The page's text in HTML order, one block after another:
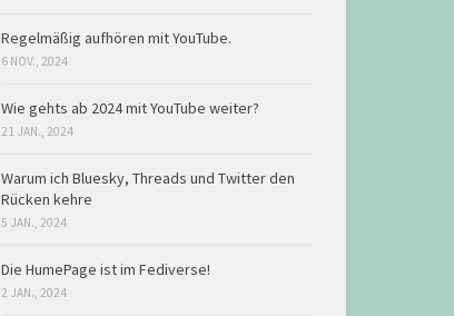
Regelmäßig aufhören mit YouTube.
6 NOV., 2024
Wie gehts ab 2024 mit YouTube weiter?
21 JAN., 2024
Warum ich Bluesky, Threads und Twitter den
Rücken kehre
5 JAN., 2024
Die HumePage ist im Fediverse!
2 JAN., 2024